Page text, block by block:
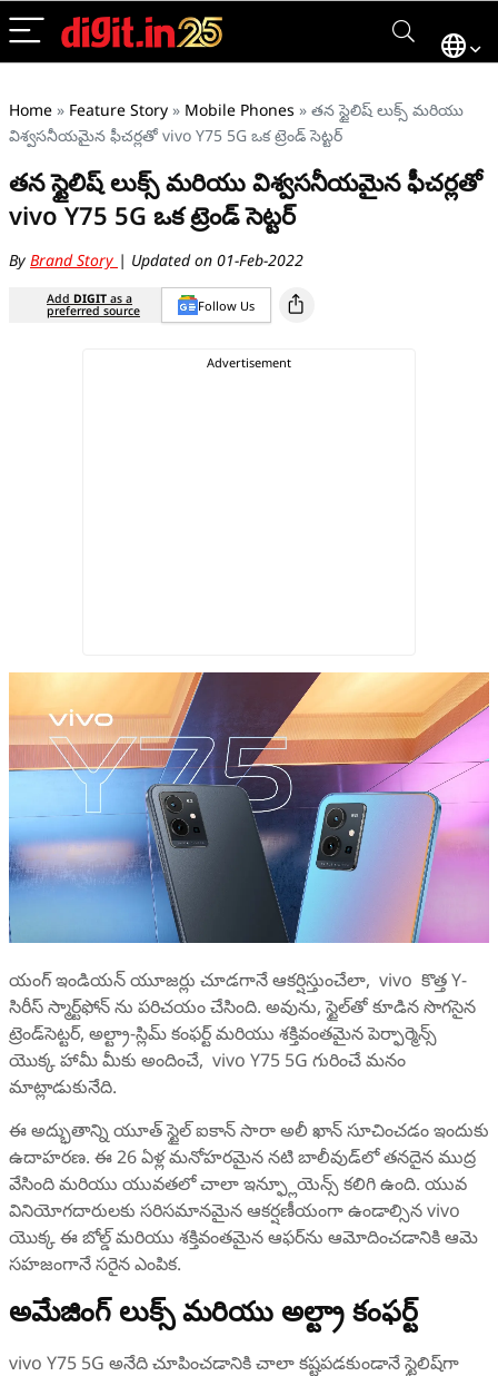
Home » Feature Story » Mobile Phones » తన స్టైలిష్ లుక్స్ మరియు
విశ్వసనీయమైన ఫీచర్లతో vivo Y75 5G ఒక ట్రెండ్ సెట్టర్
తన స్టైలిష్ లుక్స్ మరియు విశ్వసనీయమైన ఫీచర్లతో
vivo Y75 5G ఒక ట్రెండ్ సెట్టర్
By Brand Story | Updated on 01-Feb-2022
Add DIGIT as a
preferred source Follow Us
యంగ్ ఇండియన్ యూజర్లు చూడగానే ఆకర్షిస్తుంచేలా, vivo కొత్త Y-
సిరీస్ స్మార్ట్‌ఫోన్‌ ను పరిచయం చేసింది. అవును, స్టైల్‌తో కూడిన సొగసైన
ట్రెండ్‌సెట్టర్, అల్ట్రా-స్లిమ్ కంఫర్ట్ మరియు శక్తివంతమైన పెర్ఫార్మెన్స్
యొక్క హామీ మీకు అందించే, vivo Y75 5G గురించే మనం
మాట్లాడుకునేది.
ఈ అద్భుతాన్ని యూత్ స్టైల్ ఐకాన్ సారా అలీ ఖాన్ సూచించడం ఇందుకు
ఉదాహరణ. ఈ 26 ఏళ్ల మనోహరమైన నటి బాలీవుడ్‌లో తనదైన ముద్ర
వేసింది మరియు యువతలో చాలా ఇన్ఫ్లూయెన్స్ కలిగి ఉంది. యువ
వినియోగదారులకు సరిసమానమైన ఆకర్షణీయంగా ఉండాల్సిన vivo
యొక్క ఈ బోల్డ్ మరియు శక్తివంతమైన ఆఫర్‌ను ఆమోదించడానికి ఆమె
సహజంగానే సరైన ఎంపిక.
అమేజింగ్ లుక్స్ మరియు అల్ట్రా కంఫర్ట్
vivo Y75 5G అనేది చూపించడానికి చాలా కష్టపడకుండానే స్టైలిష్‌గా